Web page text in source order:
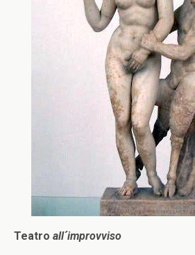
Teatro all´improvviso